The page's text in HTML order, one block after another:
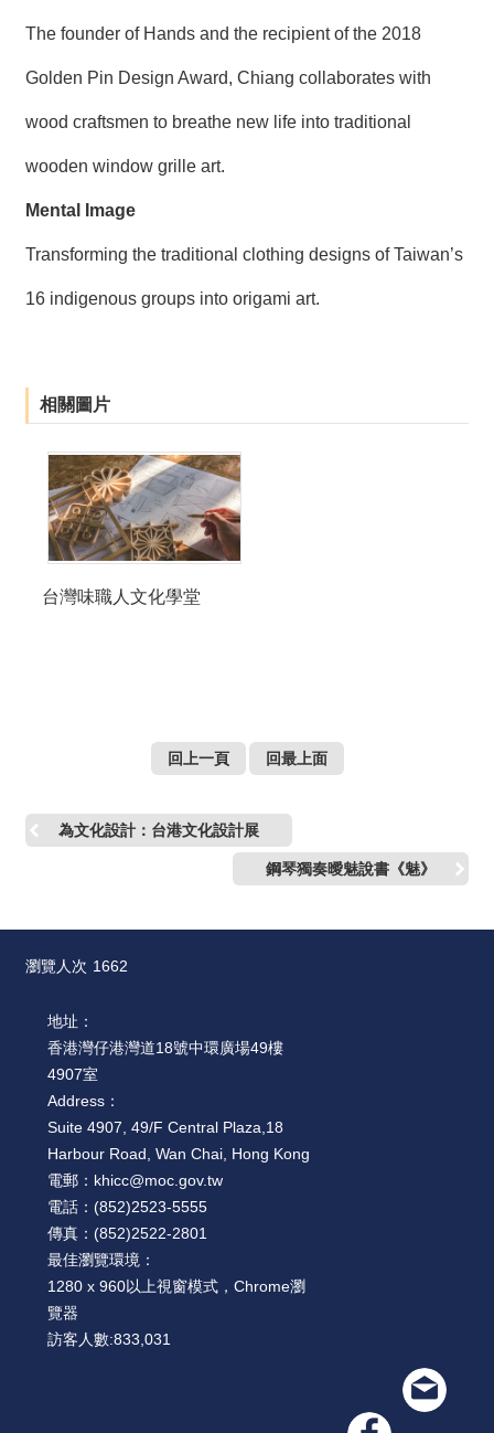
The founder of Hands and the recipient of the 2018
Golden Pin Design Award, Chiang collaborates with
wood craftsmen to breathe new life into traditional
wooden window grille art.
Mental Image
Transforming the traditional clothing designs of Taiwan’s
16 indigenous groups into origami art.
相關圖片
台灣味職人文化學堂
回上一頁 回最上面
為文化設計：台港文化設計展
鋼琴獨奏曖魅說書《魅》
瀏覽人次 1662
地址：
香港灣仔港灣道18號中環廣場49樓
4907室
Address：
Suite 4907, 49/F Central Plaza,18
Harbour Road, Wan Chai, Hong Kong
電郵： khicc@moc.gov.tw
電話： (852)2523-5555
傳真： (852)2522-2801
最佳瀏覽環境：
1280 x 960以上視窗模式，Chrome瀏
覽器
訪客人數:833,031